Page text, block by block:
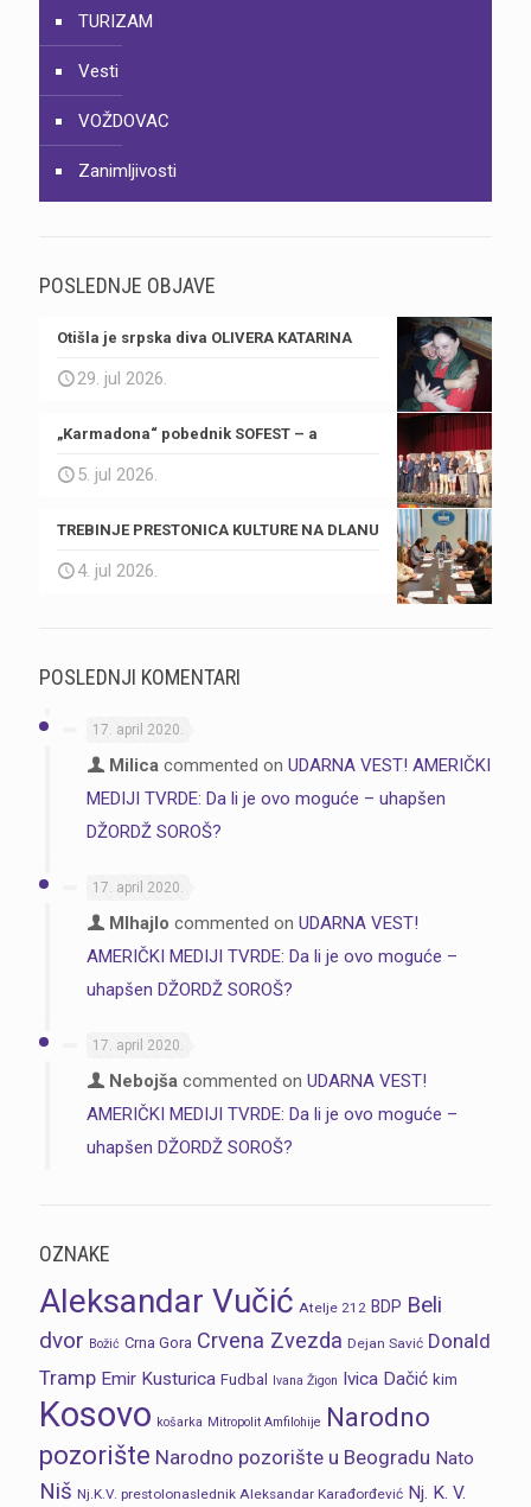
TURIZAM
Vesti
VOŽDOVAC
Zanimljivosti
POSLEDNJE OBJAVE
Otišla je srpska diva OLIVERA KATARINA
29. jul 2026.
„Karmadona“ pobednik SOFEST – a
5. jul 2026.
TREBINJE PRESTONICA KULTURE NA DLANU
4. jul 2026.
POSLEDNJI KOMENTARI
17. april 2020.
Milica commented on UDARNA VEST! AMERIČKI
MEDIJI TVRDE: Da li je ovo moguće – uhapšen
DŽORDŽ SOROŠ?
17. april 2020.
MIhajlo commented on UDARNA VEST!
AMERIČKI MEDIJI TVRDE: Da li je ovo moguće –
uhapšen DŽORDŽ SOROŠ?
17. april 2020.
Nebojša commented on UDARNA VEST!
AMERIČKI MEDIJI TVRDE: Da li je ovo moguće –
uhapšen DŽORDŽ SOROŠ?
OZNAKE
Aleksandar Vučić Atelje 212 BDP Beli
dvor Božić Crna Gora Crvena Zvezda Dejan Savić Donald
Tramp Emir Kusturica Fudbal Ivana Žigon Ivica Dačić kim
Kosovo košarka Mitropolit Amfilohije
Narodno
pozorište Narodno pozorište u Beogradu Nato
Niš Nj.K.V. prestolonaslednik Aleksandar Karađorđević Nj. K. V.